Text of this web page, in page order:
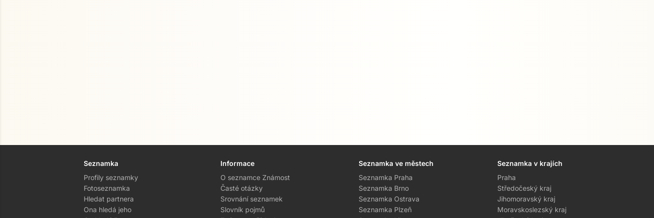
Seznamka
Profily seznamky
Fotoseznamka
Hledat partnera
Ona hledá jeho
Informace
O seznamce Známost
Časté otázky
Srovnání seznamek
Slovník pojmů
Seznamka ve městech
Seznamka Praha
Seznamka Brno
Seznamka Ostrava
Seznamka Plzeň
Seznamka v krajích
Praha
Středočeský kraj
Jihomoravský kraj
Moravskoslezský kraj